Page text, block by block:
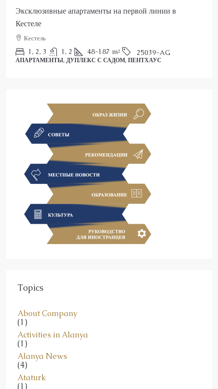
на первой линии в
48-187 m² 25039-AG
С САДОМ, ПЕНТХАУС
Роскошный
Topics
About Company
(1)
Activities in Alanya
(1)
Alanya News
(4)
Ataturk
(1)